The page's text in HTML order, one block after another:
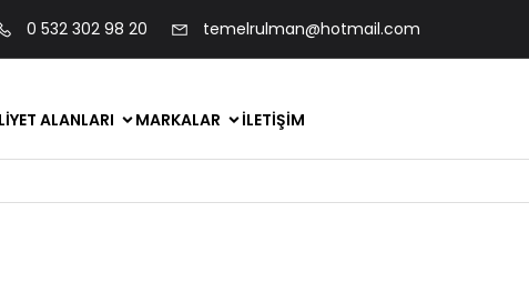
0 532 302 98 20 temelrulman@hotmail.com
ALANLARI MARKALAR İLETIŞIM